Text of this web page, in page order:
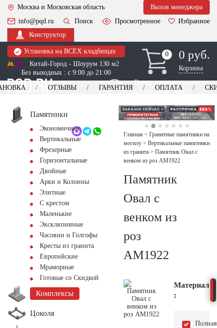
Москва и Московская область
Вызов менеджера
info@pqd.ru
Поиск Просмотренное
Избранное
Конструктор
Установка на ВСЕХ кладбищах
Китай-Город - Шоурум 130 м2
Без выходных : с 9:00 до 21:00
0
0 0 руб.
Корзина
Выезд менеджера для
оформления заказа
+7 (495) 518-44-23
Обратный звонок
ОТЗЫВЫ ГАРАНТИЯ ОПЛАТА
Памятники
Экономичные
Вертикальные
Фрезерные
Горизонтальные
Двойные
Арки и Колонны
Элитные
С крестом
Маленькие
Эксклюзивные
Часовни и Голгофы
Кресты из гранита
Европейские
Мраморные
Готовые со Скидкой
Комплексы
Цоколя
Главная > Гранитные памятники на
могилу > Вертикальные памятники
из гранита > Памятник Овал с
венком из роз AM1922
Памятник
Овал с
венком из
роз
AM1922
Материал
:
Полная